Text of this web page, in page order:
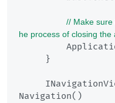
// Make sure
he process of closing the
Navigation()